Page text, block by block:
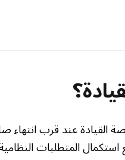
القيادة عند قرب انتهاء
استكمال المتطلبات